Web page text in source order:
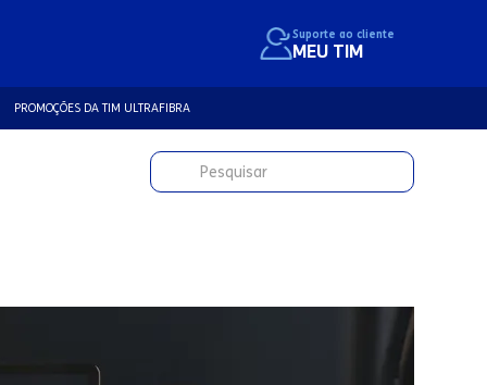
Suporte ao cliente
MEU TIM
PROMOÇÕES DA TIM ULTRAFIBRA